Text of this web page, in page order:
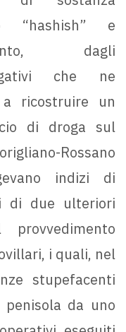
“hashish” e
dagli
che ne
a ricostruire un
di droga sul
Rossano
indizi di
di due ulteriori
i quali, nel
stupefacenti
da uno